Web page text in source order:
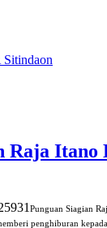
Sitindaon
Raja Itano
Punguan Siagian
penghiburan